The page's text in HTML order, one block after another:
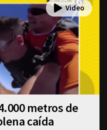
metros de
caída